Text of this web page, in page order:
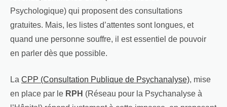
Psychologique) qui proposent des consultations
gratuites. Mais, les listes d’attentes sont longues, et
quand une personne souffre, il est essentiel de pouvoir
en parler dès que possible.
La CPP (Consultation Publique de Psychanalyse), mise
en place par le RPH (Réseau pour la Psychanalyse à